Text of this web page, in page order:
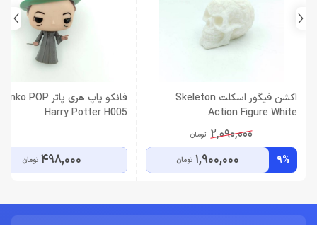
اکشن فیگور اسکلت Skeleton
Action Figure White
2,090,000 تومان
9%
1,900,000 تومان
فانکو پاپ هری پاتر Funko POP
Harry Potter H005
498,000 تومان